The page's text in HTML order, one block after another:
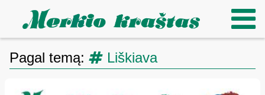
Pagal temą: Liškiava